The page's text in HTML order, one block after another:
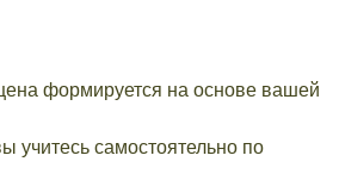
формируется на основе вашей
учитесь самостоятельно по